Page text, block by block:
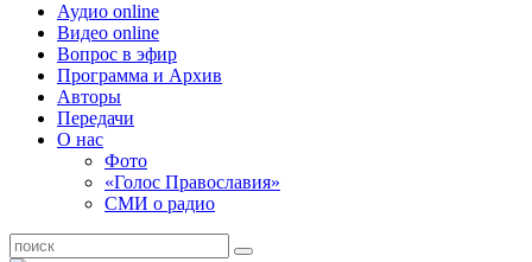
Аудио online
Видео online
Вопрос в эфир
Программа и Архив
Авторы
Передачи
О нас
Фото
«Голос Православия»
СМИ о радио